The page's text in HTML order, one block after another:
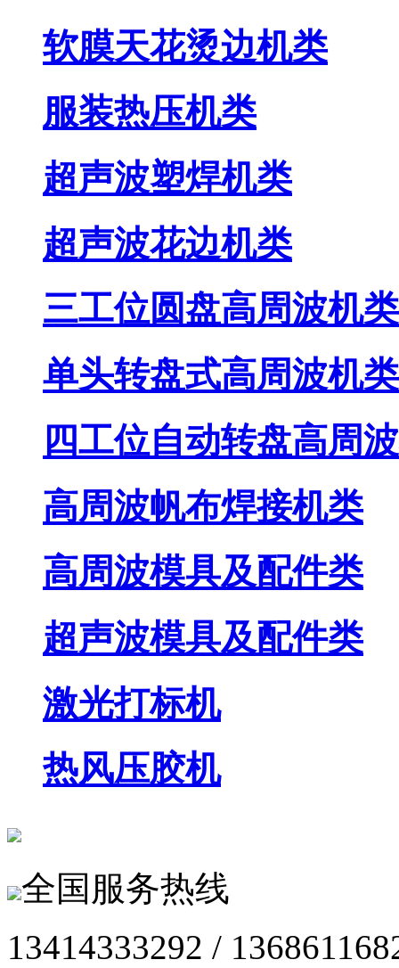
软膜天花烫边机类
服装热压机类
超声波塑焊机类
超声波花边机类
三工位圆盘高周波机类
单头转盘式高周波机类
四工位自动转盘高周
高周波帆布焊接机类
高周波模具及配件类
超声波模具及配件类
激光打标机
热风压胶机
全国服务热线
13414333292 /